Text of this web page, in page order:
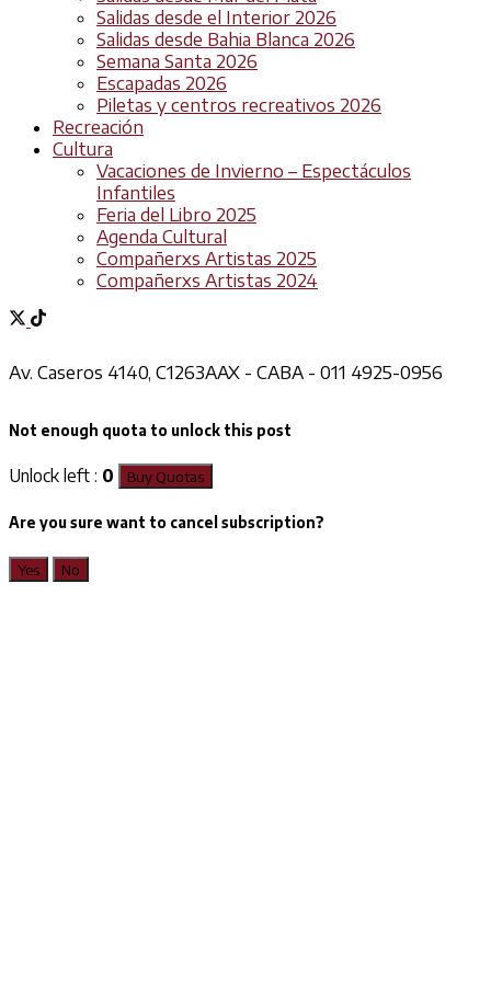
Salidas desde el Interior 2026
Salidas desde Bahia Blanca 2026
Semana Santa 2026
Escapadas 2026
Piletas y centros recreativos 2026
Recreación
Cultura
Vacaciones de Invierno – Espectáculos
Infantiles
Feria del Libro 2025
Agenda Cultural
Compañerxs Artistas 2025
Compañerxs Artistas 2024
Av. Caseros 4140, C1263AAX - CABA - 011 4925-0956
Not enough quota to unlock this post
Unlock left : 0 Buy Quotas
Are you sure want to cancel subscription?
Yes No